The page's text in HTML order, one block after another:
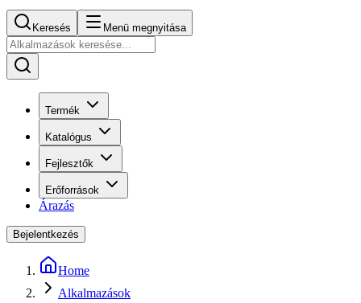
Keresés Menü megnyitása
Termék
Katalógus
Fejlesztők
Erőforrások
Árazás
Bejelentkezés
Home
Alkalmazások